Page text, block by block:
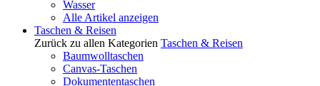
Wasser
Alle Artikel anzeigen
Taschen & Reisen
Zurück zu allen Kategorien Taschen & Reisen
Baumwolltaschen
Canvas-Taschen
Dokumententaschen